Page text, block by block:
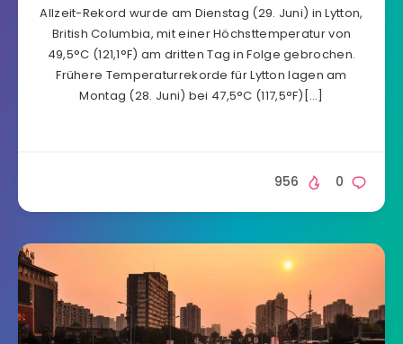
Allzeit-Rekord wurde am Dienstag (29. Juni) in Lytton,
British Columbia, mit einer Höchsttemperatur von
49,5°C (121,1°F) am dritten Tag in Folge gebrochen.
Frühere Temperaturrekorde für Lytton lagen am
Montag (28. Juni) bei 47,5°C (117,5°F)[…]
0
956